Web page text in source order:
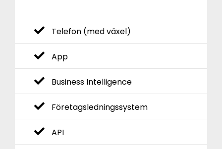
Telefon (med växel)
App
Business Intelligence
Företagsledningssystem
API